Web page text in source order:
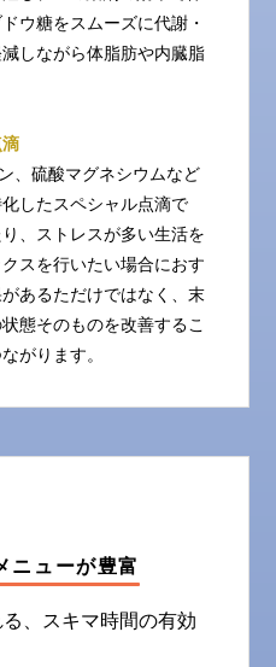
ウ糖をスムーズに代謝・
しながら体脂肪や内臓脂
、硫酸マグネシウムなど
したスペシャル点滴で
、ストレスが多い生活を
スを行いたい場合におす
あるただけではなく、末
態そのものを改善するこ
がります。
ニューが豊富
、スキマ時間の有効